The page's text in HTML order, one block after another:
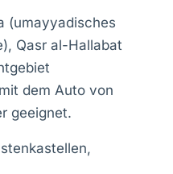
(umayyadisches
Qasr al-Hallabat
dem Auto von
geeignet.